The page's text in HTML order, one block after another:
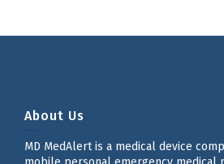
About Us
MD MedAlert is a medical device